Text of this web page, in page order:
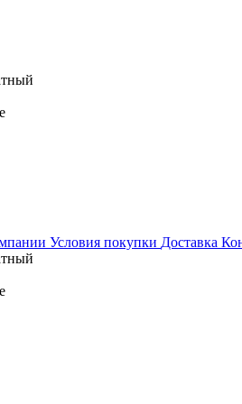
Условия покупки Доставка